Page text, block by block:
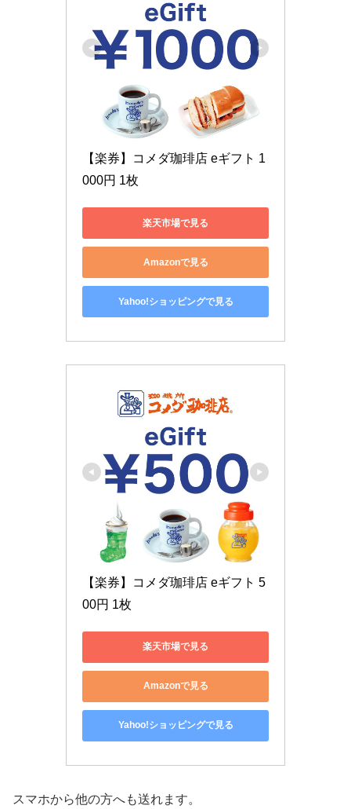
【楽券】コメダ珈琲店 eギフト 1
000円 1枚
楽天市場で見る
Amazonで見る
Yahoo!ショッピングで見る
【楽券】コメダ珈琲店 eギフト 5
00円 1枚
楽天市場で見る
Amazonで見る
Yahoo!ショッピングで見る
スマホから他の方へも送れます。